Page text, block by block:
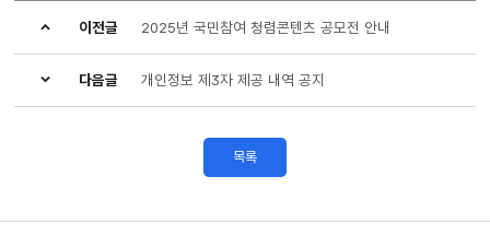
이전글 2025년 국민참여 청렴콘텐츠 공모전 안내
다음글 개인정보 제3자 제공 내역 공지
목록